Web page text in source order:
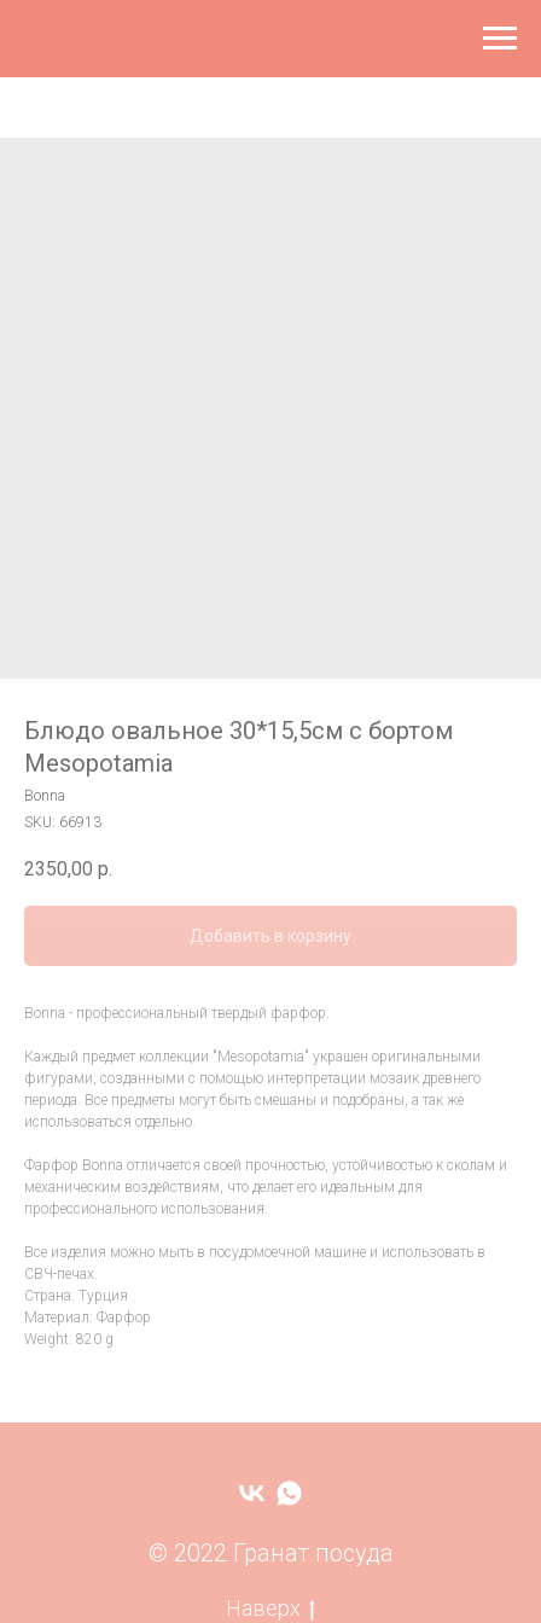
Блюдо овальное 30*15,5см с бортом
Mesopotamia
Bonna
SKU: 66913
2350,00 р.
Добавить в корзину
Bonna - профессиональный твердый фарфор.
Каждый предмет коллекции "Mesopotamia" украшен оригинальными
фигурами, созданными с помощью интерпретации мозаик древнего
периода. Все предметы могут быть смешаны и подобраны, а так же
использоваться отдельно.
Фарфор Bonna отличается своей прочностью, устойчивостью к сколам и
механическим воздействиям, что делает его идеальным для
профессионального использования.
Все изделия можно мыть в посудомоечной машине и использовать в
СВЧ-печах.
Страна: Турция
Материал: Фарфор
Weight: 820 g
© 2022 Гранат посуда
Наверх